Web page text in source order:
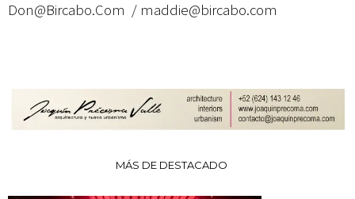
Don@Bircabo.Com / maddie@bircabo.com
MÁS DE DESTACADO